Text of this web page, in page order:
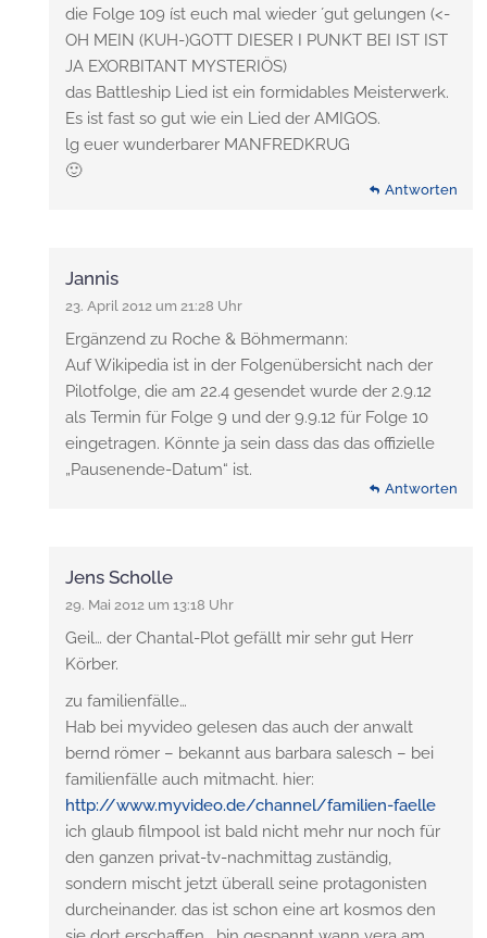
die Folge 109 íst euch mal wieder ´gut gelungen (<-
OH MEIN (KUH-)GOTT DIESER I PUNKT BEI IST IST
JA EXORBITANT MYSTERIÖS)
das Battleship Lied ist ein formidables Meisterwerk.
Es ist fast so gut wie ein Lied der AMIGOS.
lg euer wunderbarer MANFREDKRUG
🙂
Antworten
Jannis
23. April 2012 um 21:28 Uhr
Ergänzend zu Roche & Böhmermann:
Auf Wikipedia ist in der Folgenübersicht nach der
Pilotfolge, die am 22.4 gesendet wurde der 2.9.12
als Termin für Folge 9 und der 9.9.12 für Folge 10
eingetragen. Könnte ja sein dass das das offizielle
„Pausenende-Datum“ ist.
Antworten
Jens Scholle
29. Mai 2012 um 13:18 Uhr
Geil… der Chantal-Plot gefällt mir sehr gut Herr
Körber.
zu familienfälle…
Hab bei myvideo gelesen das auch der anwalt
bernd römer – bekannt aus barbara salesch – bei
familienfälle auch mitmacht. hier:
http://www.myvideo.de/channel/familien-faelle
ich glaub filmpool ist bald nicht mehr nur noch für
den ganzen privat-tv-nachmittag zuständig,
sondern mischt jetzt überall seine protagonisten
durcheinander. das ist schon eine art kosmos den